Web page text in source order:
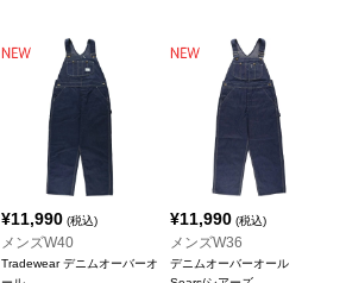
¥11,990(税込)
メンズW40
Tradewear デニムオーバーオ
¥11,990 (税込)
メンズW36
デニムオーバーオール